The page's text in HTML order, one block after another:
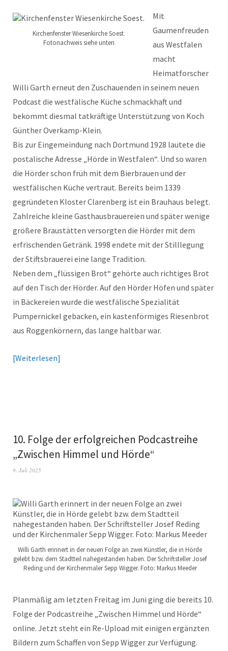
Kirchenfenster Wiesenkirche Soest.
Fotonachweis siehe unten
Mit
Gaumenfreuden
aus Westfalen
macht
Heimatforscher
Willi Garth erneut den Zuschauenden in seinem neuen
Podcast die westfälische Küche schmackhaft und
bekommt diesmal tatkräftige Unterstützung von Koch
Günther Overkamp-Klein.
Bis zur Eingemeindung nach Dortmund 1928 lautete die
postalische Adresse „Hörde in Westfalen“. Und so waren
die Hörder schon früh mit dem Bierbrauen und der
westfälischen Küche vertraut. Bereits beim 1339
gegründeten Kloster Clarenberg ist ein Brauhaus belegt.
Zahlreiche kleine Gasthausbrauereien und später wenige
größere Braustätten versorgten die Hörder mit dem
erfrischenden Getränk. 1998 endete mit der Stilllegung
der Stiftsbrauerei eine lange Tradition.
Neben dem „flüssigen Brot“ gehörte auch richtiges Brot
auf den Tisch der Hörder. Auf den Hörder Höfen und später
in Bäckereien wurde die westfälische Spezialität
Pumpernickel gebacken, ein kastenförmiges Riesenbrot
aus Roggenkörnern, das lange haltbar war.
Weiterlesen
10. Folge der erfolgreichen Podcastreihe
„Zwischen Himmel und Hörde“
9. Juli 2025
Willi Garth erinnert in der neuen Folge an zwei Künstler, die in Hörde
gelebt bzw. dem Stadtteil nahegestanden haben. Der Schriftsteller Josef
Reding und der Kirchenmaler Sepp Wigger. Foto: Markus Meeder
Planmäßig am letzten Freitag im Juni ging die bereits 10.
Folge der Podcastreihe „Zwischen Himmel und Hörde“
online. Jetzt steht ein Re-Upload mit einigen ergänzten
Bildern zum Schaffen von Sepp Wigger zur Verfügung.